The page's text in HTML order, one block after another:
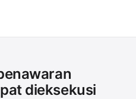
dieksekusi